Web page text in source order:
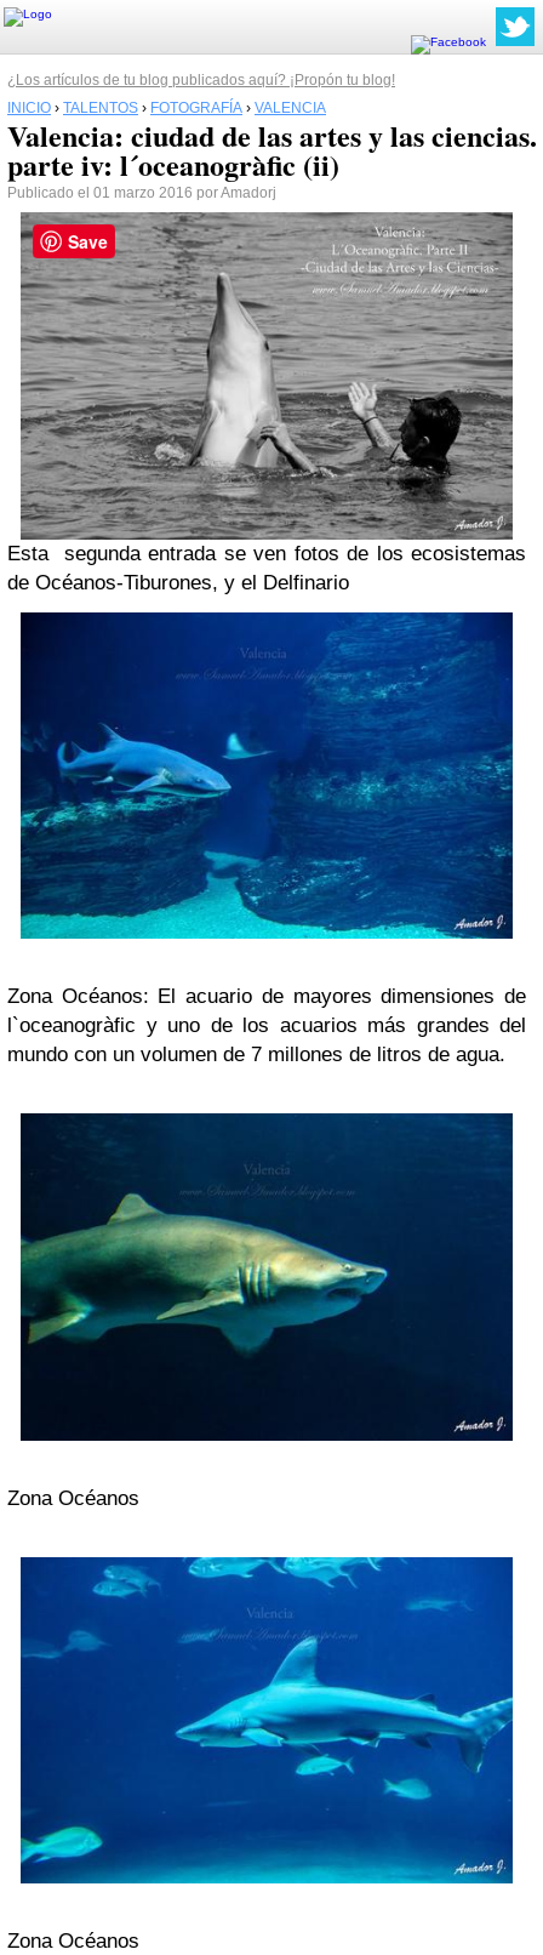
¿Los artículos de tu blog publicados aquí? ¡Propón tu blog!
INICIO › TALENTOS › FOTOGRAFÍA › VALENCIA
Valencia: ciudad de las artes y las ciencias.
parte iv: l´oceanogràfic (ii)
Publicado el 01 marzo 2016 por Amadorj
Esta segunda entrada se ven fotos de los ecosistemas
de Océanos-Tiburones, y el Delfinario
Zona Océanos: El acuario de mayores dimensiones de
l`oceanogràfic y uno de los acuarios más grandes del
mundo con un volumen de 7 millones de litros de agua.
Zona Océanos
Zona Océanos
Save